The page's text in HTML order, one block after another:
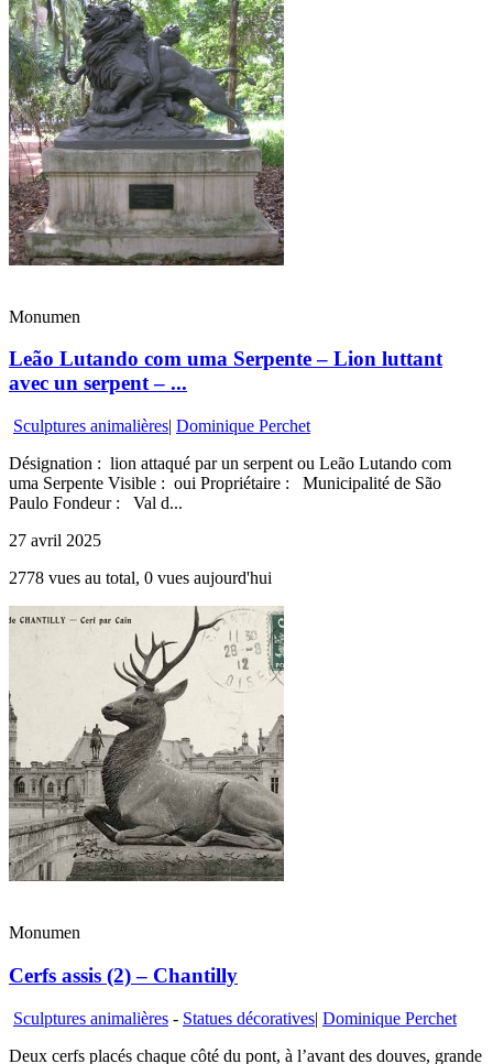
Monumen
Leão Lutando com uma Serpente – Lion luttant
avec un serpent – ...
Sculptures animalières| Dominique Perchet
Désignation : lion attaqué par un serpent ou Leão Lutando com
uma Serpente Visible : oui Propriétaire : Municipalité de São
Paulo Fondeur : Val d...
27 avril 2025
2778 vues au total, 0 vues aujourd'hui
Monumen
Cerfs assis (2) – Chantilly
Sculptures animalières - Statues décoratives| Dominique Perchet
Deux cerfs placés chaque côté du pont, à l’avant des douves, grande